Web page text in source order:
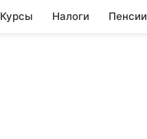
Курсы Налоги Пенсии